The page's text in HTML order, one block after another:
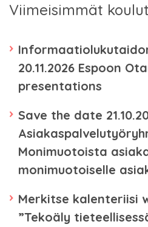
Viimeisimmät
20.11.2026 Espoon
presentations
Save the date
Monimuotoista
monimuotoiselle
Merkitse kalenteriisi
”Tekoäly